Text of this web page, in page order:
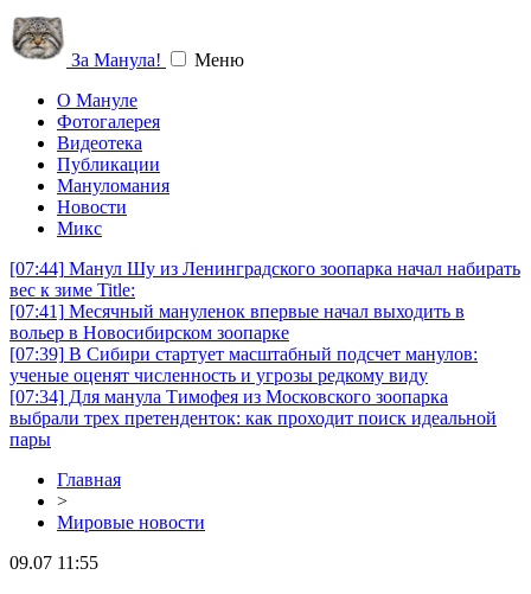
За Манула!
Меню
О Мануле
Фотогалерея
Видеотека
Публикации
Мануломания
Новости
Микс
[07:44] Манул Шу из Ленинградского зоопарка начал набирать
вес к зиме Title:
[07:41] Месячный мануленок впервые начал выходить в
вольер в Новосибирском зоопарке
[07:39] В Сибири стартует масштабный подсчет манулов:
ученые оценят численность и угрозы редкому виду
[07:34] Для манула Тимофея из Московского зоопарка
выбрали трех претенденток: как проходит поиск идеальной
пары
Главная
>
Мировые новости
09.07 11:55